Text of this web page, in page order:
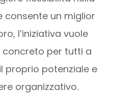
consente un miglior
l’iniziativa vuole
per tutti a
proprio potenziale e
organizzativo.